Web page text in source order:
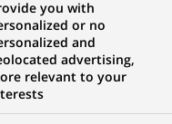
Dyrektor ds.
DE BASSE-SILÉSIE,
you with
or no
and
advertising,
relevant to your